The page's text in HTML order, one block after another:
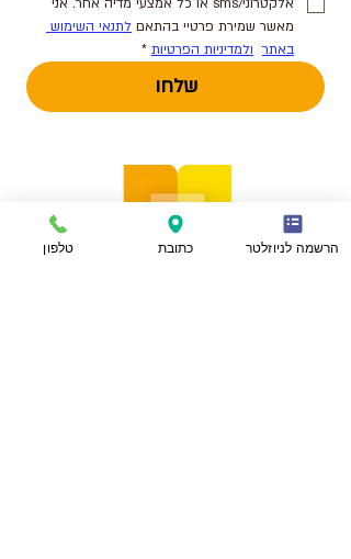
מאשר שמירת פרטיי בהתאם
באתר ולמדיניות הפרטיות *
שלחו
טלפון כתובת הרשמה לניוזלטר